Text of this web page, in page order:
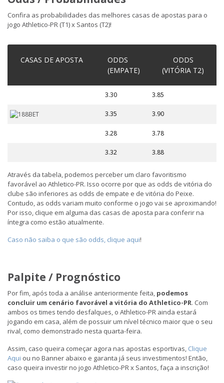
Confira as probabilidades das melhores casas de apostas para o
jogo Athletico-PR (T1) x Santos (T2)!
CASAS DE APOSTA
ODDS
(EMPATE)
ODDS
(VITÓRIA T2)
3.30 3.85
3.35 3.90
3.28 3.78
3.32 3.88
Através da tabela, podemos perceber um claro favoritismo
favorável ao Athletico-PR. Isso ocorre por que as odds de vitória do
clube são inferiores as odds de empate e de vitória do Peixe.
Contudo, as odds variam muito conforme o jogo vai se aproximando!
Por isso, clique em alguma das casas de aposta para conferir na
íntegra como estão atualmente.
Caso não saiba o que são odds, clique aqui!
Palpite / Prognóstico
Por fim, após toda a análise anteriormente feita, podemos
concluir um cenário favorável a vitória do Athletico-PR. Com
ambos os times tendo desfalques, o Athletico-PR ainda estará
jogando em casa, além de possuir um nível técnico maior que o seu
rival, como demonstrado nesta quarta-feira.
Assim, caso queira começar agora nas apostas esportivas, Clique
Aqui ou no Banner abaixo e garanta já seus investimentos! Então,
caso queira investir no jogo Athletico-PR x Santos, faça a inscrição!